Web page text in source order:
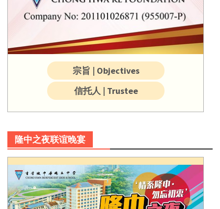
宗旨 | Objectives
信托人 | Trustee
隆中之夜联谊晚宴